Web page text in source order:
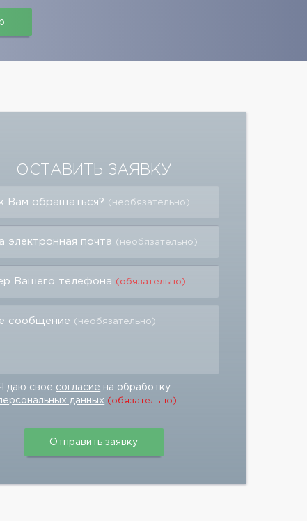
ОСТАВИТЬ ЗАЯВКУ
Вам обращаться? (необязательно)
электронная почта (необязательно)
Вашего телефона (обязательно)
сообщение (необязательно)
даю свое согласие на обработку
данных (обязательно)